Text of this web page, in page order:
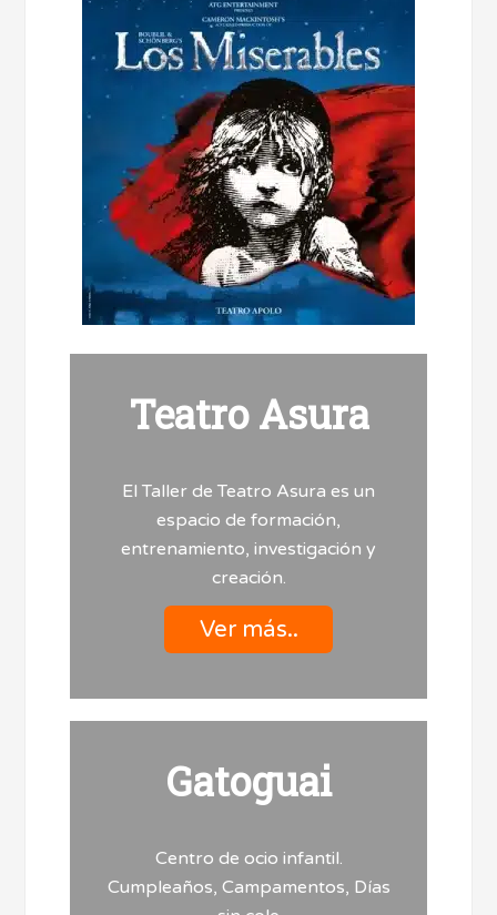
Teatro Asura
El Taller de Teatro Asura es un
espacio de formación,
entrenamiento, investigación y
creación.
Ver más..
Gatoguai
Centro de ocio infantil.
Cumpleaños, Campamentos, Días